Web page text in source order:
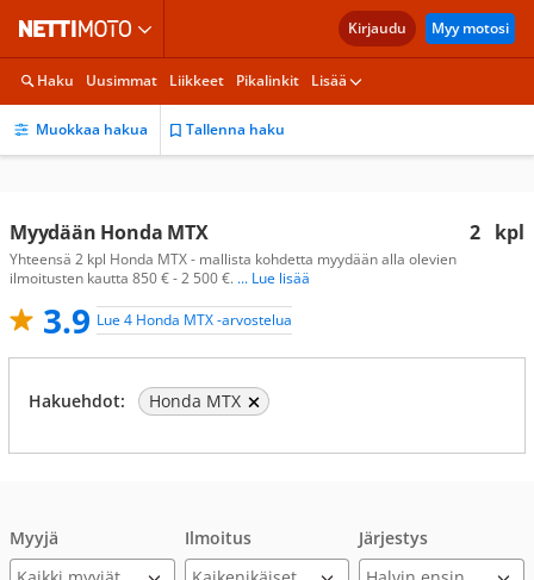
Kirjaudu Myy motosi
Haku Uusimmat Liikkeet Pikalinkit Lisää
Muokkaa hakua Tallenna haku
2 kpl
Myydään Honda MTX
Yhteensä 2 kpl Honda MTX - mallista kohdetta myydään alla olevien
ilmoitusten kautta 850 € - 2 500 €. ... Lue lisää
3.9 Lue 4 Honda MTX -arvostelua
Hakuehdot: Honda MTX
Myyjä
Ilmoitus Järjestys